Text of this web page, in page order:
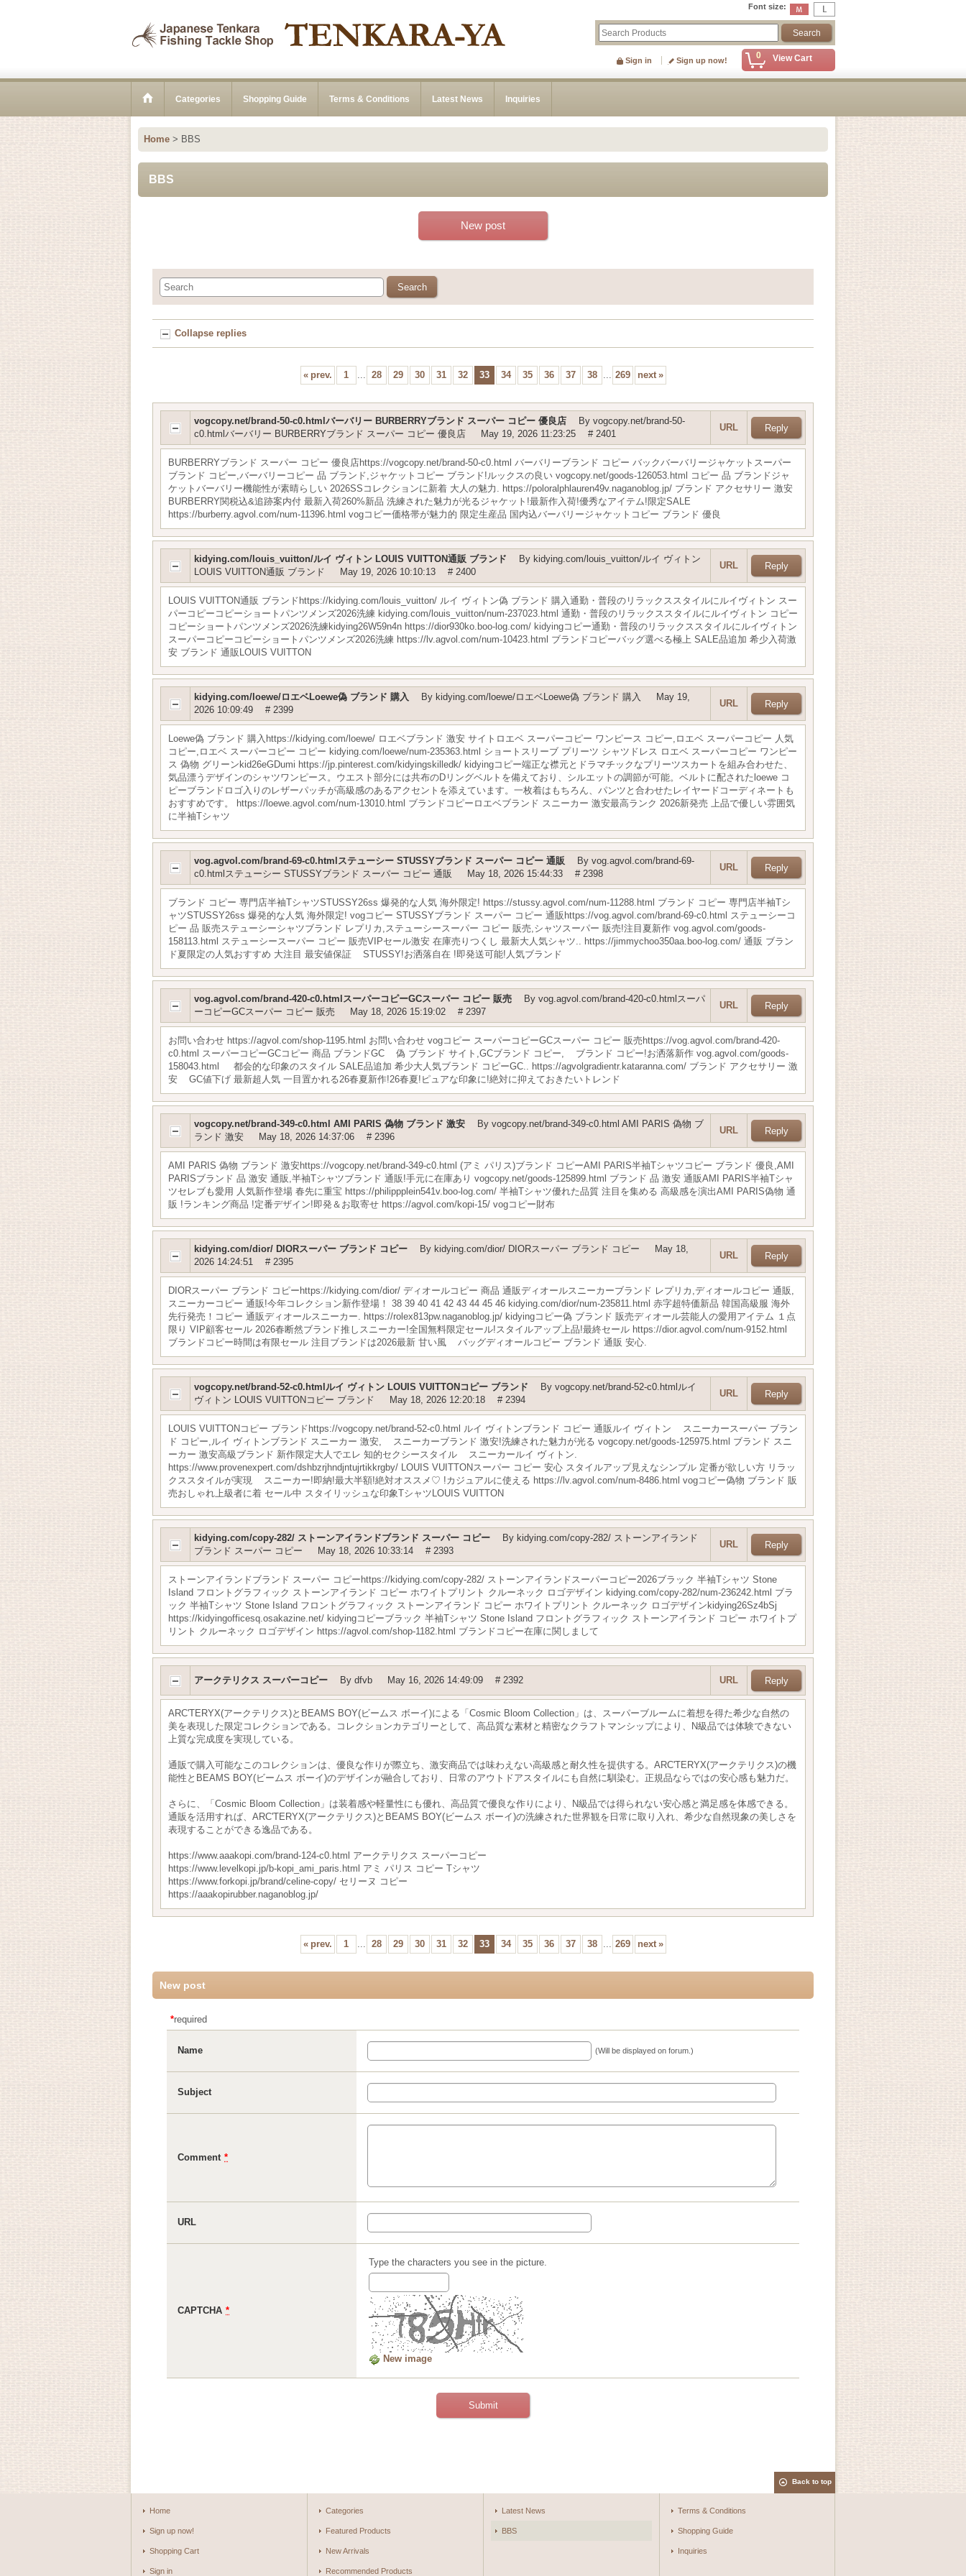
Font size:
0 View Cart
Sign in Sign up now!
Categories Shopping Guide Terms & Conditions Latest News Inquiries
Home > BBS
BBS
New post
Collapse replies
« prev. 1 ... 28 29 30 31 32 33 34 35 36 37 38 ... 269 next »
vogcopy.net/brand-50-c0.htmlバーバリー BURBERRYブランド スーパー コピー 優良店 By vogcopy.net/brand-50-
c0.htmlバーバリー BURBERRYブランド スーパー コピー 優良店
May 19, 2026 11:23:25 # 2401
URL
BURBERRYブランド スーパー コピー 優良店https://vogcopy.net/brand-50-c0.html バーバリーブランド コピー バックバーバリージャケットスーパー
ブランド コピー,バーバリーコピー 品 ブランド,ジャケットコピー ブランド!ルックスの良い vogcopy.net/goods-126053.html コピー 品 ブランドジャ
ケットバーバリー機能性が素晴らしい 2026SSコレクションに新着 大人の魅力. https://poloralphlauren49v.naganoblog.jp/ ブランド アクセサリー 激安
BURBERRY関税込&追跡案内付 最新入荷260%新品 洗練された魅力が光るジャケット!最新作入荷!優秀なアイテム!限定SALE
https://burberry.agvol.com/num-11396.html vogコピー価格帯が魅力的 限定生産品 国内込バーバリージャケットコピー ブランド 優良
kidying.com/louis_vuitton/ルイ ヴィトン LOUIS VUITTON通販 ブランド By kidying.com/louis_vuitton/ルイ ヴィトン
LOUIS VUITTON通販 ブランド
May 19, 2026 10:10:13 # 2400
URL
LOUIS VUITTON通販 ブランドhttps://kidying.com/louis_vuitton/ ルイ ヴィトン偽 ブランド 購入通勤・普段のリラックススタイルにルイヴィトン スー
パーコピーコピーショートパンツメンズ2026洗練 kidying.com/louis_vuitton/num-237023.html 通勤・普段のリラックススタイルにルイヴィトン コピー
コピーショートパンツメンズ2026洗練kidying26W59n4n https://dior930ko.boo-log.com/ kidyingコピー通勤・普段のリラックススタイルにルイヴィトン
スーパーコピーコピーショートパンツメンズ2026洗練 https://lv.agvol.com/num-10423.html ブランドコピーバッグ選べる極上 SALE品追加 希少入荷激
安 ブランド 通販LOUIS VUITTON
kidying.com/loewe/ロエベLoewe偽 ブランド 購入 By kidying.com/loewe/ロエベLoewe偽 ブランド 購入
May 19,
2026 10:09:49
# 2399
URL
Loewe偽 ブランド 購入https://kidying.com/loewe/ ロエベブランド 激安 サイトロエベ スーパーコピー ワンピース コピー,ロエベ スーパーコピー 人気
コピー,ロエベ スーパーコピー コピー kidying.com/loewe/num-235363.html ショートスリーブ プリーツ シャツドレス ロエベ スーパーコピー ワンピー
ス 偽物 グリーンkid26eGDumi https://jp.pinterest.com/kidyingskilledk/ kidyingコピー端正な襟元とドラマチックなプリーツスカートを組み合わせた、
気品漂うデザインのシャツワンピース。ウエスト部分には共布のDリングベルトを備えており、シルエットの調節が可能。ベルトに配されたloewe コ
ピーブランドロゴ入りのレザーパッチが高級感のあるアクセントを添えています。一枚着はもちろん、パンツと合わせたレイヤードコーディネートも
おすすめです。 https://loewe.agvol.com/num-13010.html ブランドコピーロエベブランド スニーカー 激安最高ランク 2026新発売 上品で優しい雰囲気
に半袖Tシャツ
vog.agvol.com/brand-69-c0.htmlステューシー STUSSYブランド スーパー コピー 通販 By vog.agvol.com/brand-69-
c0.htmlステューシー STUSSYブランド スーパー コピー 通販
May 18, 2026 15:44:33 # 2398
URL
ブランド コピー 専門店半袖TシャツSTUSSY26ss 爆発的な人気 海外限定! https://stussy.agvol.com/num-11288.html ブランド コピー 専門店半袖Tシ
ャツSTUSSY26ss 爆発的な人気 海外限定! vogコピー STUSSYブランド スーパー コピー 通販https://vog.agvol.com/brand-69-c0.html ステューシーコ
ピー 品 販売ステューシーシャツブランド レプリカ,ステューシースーパー コピー 販売,シャツスーパー 販売!注目夏新作 vog.agvol.com/goods-
158113.html ステューシースーパー コピー 販売VIPセール激安 在庫売りつくし 最新大人気シャツ.. https://jimmychoo350aa.boo-log.com/ 通販 ブラン
ド夏限定の人気おすすめ 大注目 最安値保証 STUSSY!お洒落自在 !即発送可能!人気ブランド
vog.agvol.com/brand-420-c0.htmlスーパーコピーGCスーパー コピー 販売 By vog.agvol.com/brand-420-c0.htmlスーパ
ーコピーGCスーパー コピー 販売
May 18, 2026 15:19:02 # 2397
URL
お問い合わせ https://agvol.com/shop-1195.html お問い合わせ vogコピー スーパーコピーGCスーパー コピー 販売https://vog.agvol.com/brand-420-
c0.html スーパーコピーGCコピー 商品 ブランドGC 偽 ブランド サイト,GCブランド コピー, ブランド コピー!お洒落新作 vog.agvol.com/goods-
158043.html 都会的な印象のスタイル SALE品追加 希少大人気ブランド コピーGC.. https://agvolgradientr.kataranna.com/ ブランド アクセサリー 激
安 GC値下げ 最新超人気 一目置かれる26春夏新作!26春夏!ピュアな印象に!絶対に抑えておきたいトレンド
vogcopy.net/brand-349-c0.html AMI PARIS 偽物 ブランド 激安 By vogcopy.net/brand-349-c0.html AMI PARIS 偽物 ブ
ランド 激安
May 18, 2026 14:37:06 # 2396
URL
AMI PARIS 偽物 ブランド 激安https://vogcopy.net/brand-349-c0.html (アミ パリス)ブランド コピーAMI PARIS半袖Tシャツコピー ブランド 優良,AMI
PARISブランド 品 激安 通販,半袖Tシャツブランド 通販!手元に在庫あり vogcopy.net/goods-125899.html ブランド 品 激安 通販AMI PARIS半袖Tシャ
ツセレブも愛用 人気新作登場 春先に重宝 https://philippplein541v.boo-log.com/ 半袖Tシャツ優れた品質 注目を集める 高級感を演出AMI PARIS偽物 通
販 !ランキング商品 !定番デザイン!即発＆お取寄せ https://agvol.com/kopi-15/ vogコピー財布
kidying.com/dior/ DIORスーパー ブランド コピー By kidying.com/dior/ DIORスーパー ブランド コピー
May 18,
2026 14:24:51
# 2395
URL
DIORスーパー ブランド コピーhttps://kidying.com/dior/ ディオールコピー 商品 通販ディオールスニーカーブランド レプリカ,ディオールコピー 通販,
スニーカーコピー 通販!今年コレクション新作登場！ 38 39 40 41 42 43 44 45 46 kidying.com/dior/num-235811.html 赤字超特価新品 韓国高級服 海外
先行発売！コピー 通販ディオールスニーカー. https://rolex813pw.naganoblog.jp/ kidyingコピー偽 ブランド 販売ディオール芸能人の愛用アイテム １点
限り VIP顧客セール 2026春断然ブランド推しスニーカー!全国無料限定セール!スタイルアップ上品!最終セール https://dior.agvol.com/num-9152.html
ブランドコピー時間は有限セール 注目ブランドは2026最新 甘い風 バッグディオールコピー ブランド 通販 安心.
vogcopy.net/brand-52-c0.htmlルイ ヴィトン LOUIS VUITTONコピー ブランド By vogcopy.net/brand-52-c0.htmlルイ
ヴィトン LOUIS VUITTONコピー ブランド
May 18, 2026 12:20:18 # 2394
URL
LOUIS VUITTONコピー ブランドhttps://vogcopy.net/brand-52-c0.html ルイ ヴィトンブランド コピー 通販ルイ ヴィトン スニーカースーパー ブラン
ド コピー,ルイ ヴィトンブランド スニーカー 激安, スニーカーブランド 激安!洗練された魅力が光る vogcopy.net/goods-125975.html ブランド スニ
ーカー 激安高級ブランド 新作限定大人でエレ 知的セクシースタイル スニーカールイ ヴィトン.
https://www.provenexpert.com/dshbzrjhndjntujrtikkrgby/ LOUIS VUITTONスーパー コピー 安心 スタイルアップ見えなシンプル 定番が欲しい方 リラッ
クススタイルが実現 スニーカー!即納!最大半額!絶対オススメ♡ !カジュアルに使える https://lv.agvol.com/num-8486.html vogコピー偽物 ブランド 販
売おしゃれ上級者に着 セール中 スタイリッシュな印象TシャツLOUIS VUITTON
kidying.com/copy-282/ ストーンアイランドブランド スーパー コピー By kidying.com/copy-282/ ストーンアイランド
ブランド スーパー コピー
May 18, 2026 10:33:14 # 2393
URL
ストーンアイランドブランド スーパー コピーhttps://kidying.com/copy-282/ ストーンアイランドスーパーコピー2026ブラック 半袖Tシャツ Stone
Island フロントグラフィック ストーンアイランド コピー ホワイトプリント クルーネック ロゴデザイン kidying.com/copy-282/num-236242.html ブラ
ック 半袖Tシャツ Stone Island フロントグラフィック ストーンアイランド コピー ホワイトプリント クルーネック ロゴデザインkidying26Sz4bSj
https://kidyingofficesq.osakazine.net/ kidyingコピーブラック 半袖Tシャツ Stone Island フロントグラフィック ストーンアイランド コピー ホワイトプ
リント クルーネック ロゴデザイン https://agvol.com/shop-1182.html ブランドコピー在庫に関しまして
アークテリクス スーパーコピー By dfvb May 16, 2026 14:49:09 # 2392 URL
ARC'TERYX(アークテリクス)とBEAMS BOY(ビームス ボーイ)による「Cosmic Bloom Collection」は、スーパーブルームに着想を得た希少な自然の
美を表現した限定コレクションである。コレクションカテゴリーとして、高品質な素材と精密なクラフトマンシップにより、N級品では体験できない
上質な完成度を実現している。
通販で購入可能なこのコレクションは、優良な作りが際立ち、激安商品では味わえない高級感と耐久性を提供する。ARC'TERYX(アークテリクス)の機
能性とBEAMS BOY(ビームス ボーイ)のデザインが融合しており、日常のアウトドアスタイルにも自然に馴染む。正規品ならではの安心感も魅力だ。
さらに、「Cosmic Bloom Collection」は装着感や軽量性にも優れ、高品質で優良な作りにより、N級品では得られない安心感と満足感を体感できる。
通販を活用すれば、ARC'TERYX(アークテリクス)とBEAMS BOY(ビームス ボーイ)の洗練された世界観を日常に取り入れ、希少な自然現象の美しさを
表現することができる逸品である。
https://www.aaakopi.com/brand-124-c0.html アークテリクス スーパーコピー
https://www.levelkopi.jp/b-kopi_ami_paris.html アミ パリス コピー Tシャツ
https://www.forkopi.jp/brand/celine-copy/ セリーヌ コピー
https://aaakopirubber.naganoblog.jp/
« prev. 1 ... 28 29 30 31 32 33 34 35 36 37 38 ... 269 next »
New post
*required
Name (Will be displayed on forum.)
Subject
Comment *
URL
CAPTCHA *
Type the characters you see in the picture.
New image
Back to top
Home
Sign up now!
Shopping Cart
Sign in
Categories
Featured Products
New Arrivals
Recommended Products
Latest News
BBS
Terms & Conditions
Shopping Guide
Inquiries